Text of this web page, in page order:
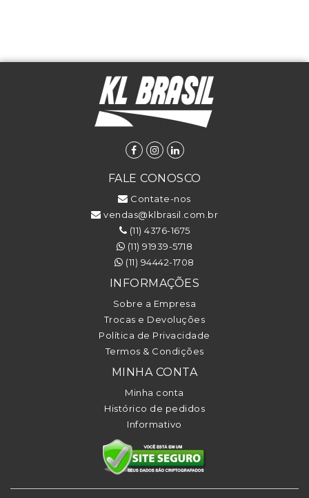
FALE CONOSCO
Contate-nos
vendas@klbrasil.com.br
(11) 4376-1675
(11) 91939-5718
(11) 94442-1708
INFORMAÇÕES
Sobre a Empresa
Trocas e Devoluções
Política de Privacidade
Termos & Condições
MINHA CONTA
Minha conta
Histórico de pedidos
Informativo